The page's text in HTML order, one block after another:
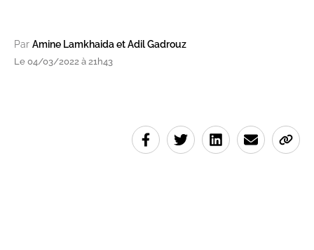
Par Amine Lamkhaida et Adil Gadrouz
Le 04/03/2022 à 21h43